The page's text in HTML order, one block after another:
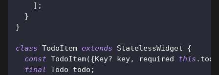
] ;
}
}
class TodoItem extends StatelessWidget
{
const TodoItem({Key? key, required this . todo
final
Todo todo ;